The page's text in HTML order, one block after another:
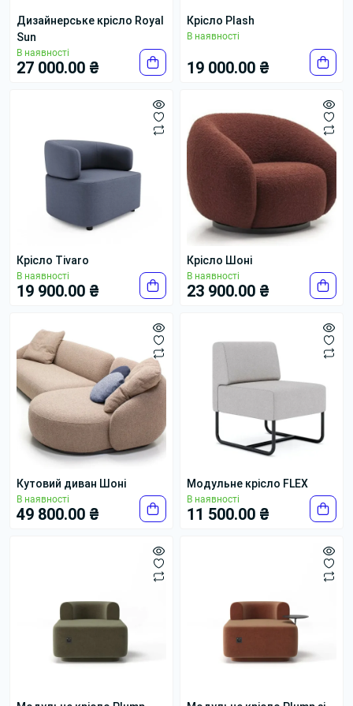
Дизайнерське крісло Royal
Sun
В наявності
27 000.00 ₴
Крісло Plash
В наявності
19 000.00 ₴
Крісло Tivaro
В наявності
19 900.00 ₴
Крісло Шоні
В наявності
23 900.00 ₴
Кутовий диван Шоні
В наявності
49 800.00 ₴
Модульне крісло FLEX
В наявності
11 500.00 ₴